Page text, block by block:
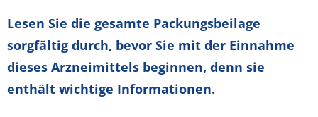
Lesen Sie die gesamte Packungsbeilage
sorgfältig durch, bevor Sie mit der Einnahme
dieses Arzneimittels beginnen, denn sie
enthält wichtige Informationen.